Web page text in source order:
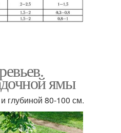
ямы
глубиной 80-100 см.